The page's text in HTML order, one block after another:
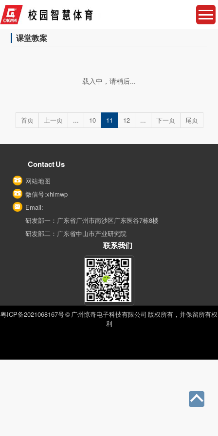
课堂教案
载入中，请稍后...
首页 上一页 ... 10 11 12 ... 下一页 尾页
Contact Us
网站地图
微信号:xhlmwp
Email:
研发部一：广东省广州市南沙区广东医谷7栋8楼
研发部二：广东省中山市产业研究院
联系我们
粤ICP备2021068167号© 广州惊奇电子科技有限公司 版权所有，并保留所有权
利